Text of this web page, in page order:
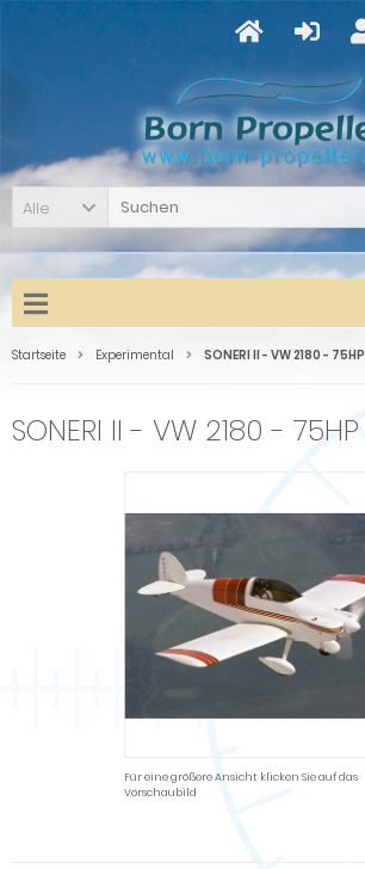
Alle
Startseite Experimental SONERI II - VW 2180 - 75HP
SONERI II - VW 2180 - 75HP
Für eine größere Ansicht klicken Sie auf das
Vorschaubild